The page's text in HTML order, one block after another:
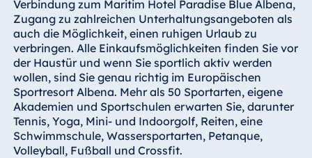
Verbindung zum Maritim Hotel Paradise Blue Albena,
Zugang zu zahlreichen Unterhaltungsangeboten als
auch die Möglichkeit, einen ruhigen Urlaub zu
verbringen. Alle Einkaufsmöglichkeiten finden Sie vor
der Haustür und wenn Sie sportlich aktiv werden
wollen, sind Sie genau richtig im Europäischen
Sportresort Albena. Mehr als 50 Sportarten, eigene
Akademien und Sportschulen erwarten Sie, darunter
Tennis, Yoga, Mini- und Indoorgolf, Reiten, eine
Schwimmschule, Wassersportarten, Petanque,
Volleyball, Fußball und Crossfit.